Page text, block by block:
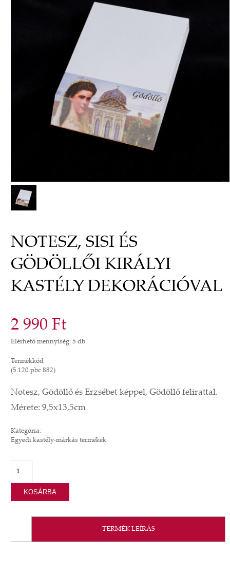
NOTESZ, SISI ÉS
GÖDÖLLŐI KIRÁLYI
KASTÉLY DEKORÁCIÓVAL
2 990 Ft
Elérhető mennyiség: 5 db
Termékkód
(5.120.pbc.882)
Notesz, Gödöllő és Erzsébet képpel, Gödöllő felirattal.
Mérete: 9,5x13,5cm
Kategória:
Egyedi kastély-márkás termékek
KOSÁRBA
TERMÉK LEÍRÁS